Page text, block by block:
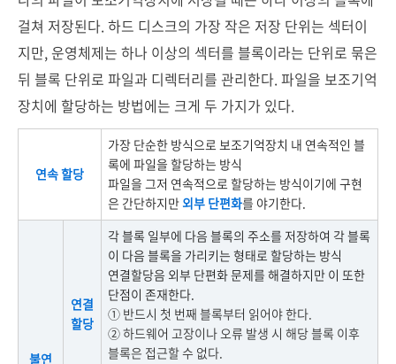
걸쳐 저장된다. 하드 디스크의 가장 작은 저장 단위는 섹터이
지만, 운영체제는 하나 이상의 섹터를 블록이라는 단위로 묶은
뒤 블록 단위로 파일과 디렉터리를 관리한다. 파일을 보조기억
장치에 할당하는 방법에는 크게 두 가지가 있다.
연속 할당
가장 단순한 방식으로 보조기억장치 내 연속적인 블
록에 파일을 할당하는 방식
파일을 그저 연속적으로 할당하는 방식이기에 구현
은 간단하지만외부 단편화를 야기한다.
불연
연결
할당
각 블록 일부에 다음 블록의 주소를 저장하여 각 블록
이 다음 블록을 가리키는 형태로 할당하는 방식
연결할당음 외부 단편화 문제를 해결하지만 이 또한
단점이 존재한다.
① 반드시 첫 번째 블록부터 읽어야 한다.
②하드웨어 고장이나 오류 발생 시 해당 블록 이후
블록은 접근할 수 없다.